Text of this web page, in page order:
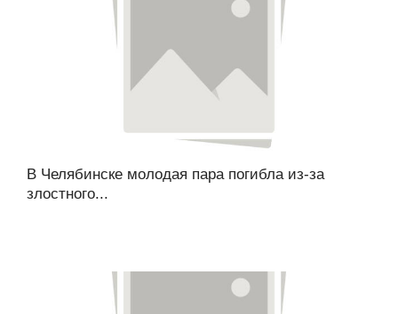
В Челябинске молодая пара погибла из-за
злостного...